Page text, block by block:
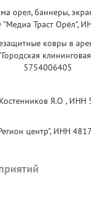
Траст Орёл",
5754006405
Я.О , ИНН
центр", ИНН